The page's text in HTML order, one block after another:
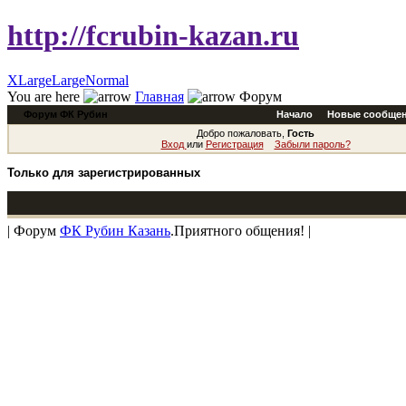
http://fcrubin-kazan.ru
XLargeLargeNormal
You are here
Главная Форум
Форум ФК Рубин Начало
Новые
Добро пожаловать, Гость
Вход или Регистрация Забыли пароль?
Только для зарегистрированных
| Форум ФК Рубин Казань.Приятного общения! |